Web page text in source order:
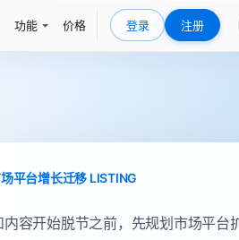
功能 价格 登录 注册
平台增长迁移 LISTING
容开始脱节之前，先规划市场平台